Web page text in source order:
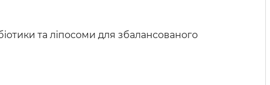
та ліпосоми для збалансованого